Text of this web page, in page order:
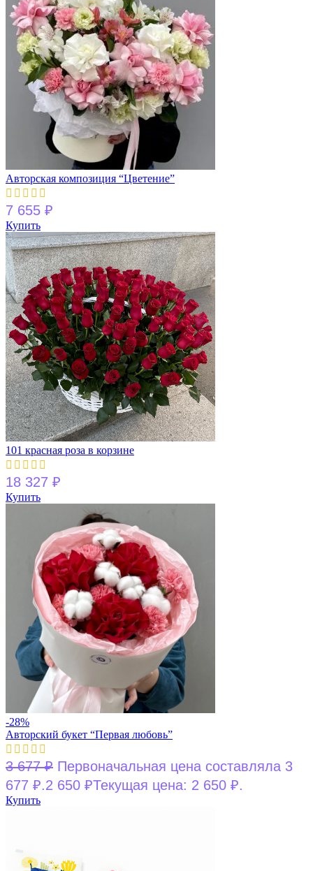
Авторская композиция “Цветение”
7 655 ₽
Купить
101 красная роза в корзине
18 327 ₽
Купить
-28%
Авторский букет “Первая любовь”
3 677₽ Первоначальная цена составляла 3
677 ₽.2 650 ₽Текущая цена: 2 650 ₽.
Купить